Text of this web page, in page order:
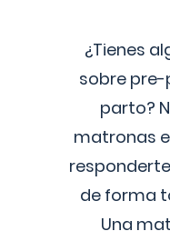
¿Tienes
sobre
parto?
matronas
de forma
Una